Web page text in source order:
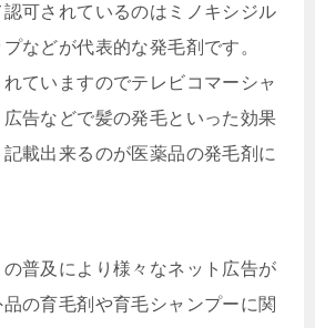
可されているのはミノキシジル
などが代表的な発毛剤です。
ていますのでテレビコマーシャ
告などで髪の発毛といった効果
載出来るのが医薬品の発毛剤に
普及により様々なネット広告が
の育毛剤や育毛シャンプーに関